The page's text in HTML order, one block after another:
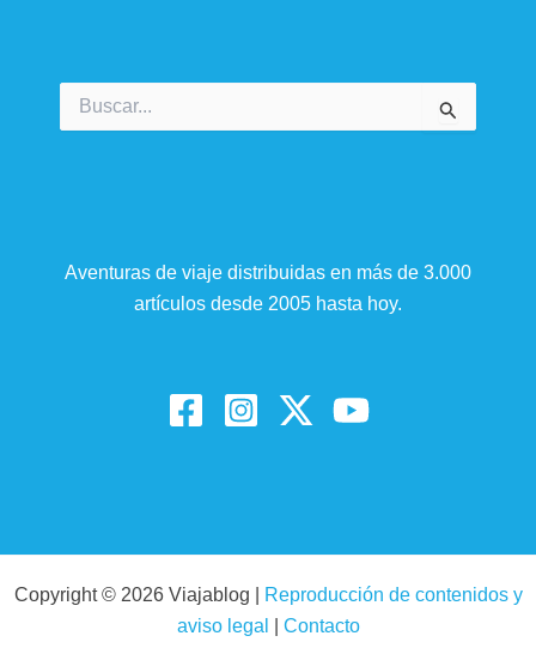
por:
Aventuras de viaje distribuidas en más de 3.000
artículos desde 2005 hasta hoy.
Copyright © 2026 Viajablog |
Reproducción de contenidos y
aviso legal
Contacto